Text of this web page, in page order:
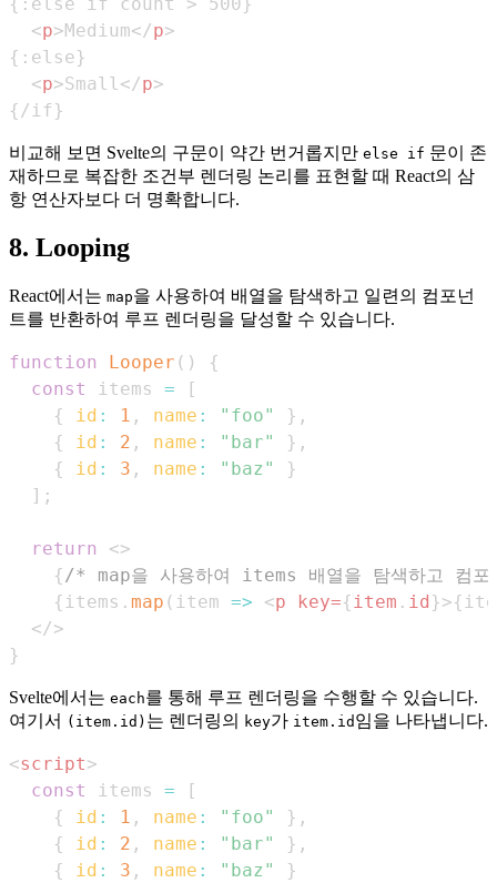
<p>Medium</p>
<p>Small </p>
{/if}
비교해 보면 Svelte의 구문이 약간 번거롭지만 else if 문이 존
재하므로 복잡한 조건부 렌더링 논리를 표현할 때 React의 삼
항 연산자보다 더 명확합니다.
8. Looping
React에서는 map을 사용하여 배열을 탐색하고 일련의 컴포넌
트를 반환하여 루프 렌더링을 달성할 수 있습니다.
function Looper ( )
{
const
items =
[
{
id : 1 , name : "foo" } ,
{
id : 2 , name : "bar" } ,
{
id : 3 , name : "baz"
}
] ;
return <>
{/* map을 사용하여 items 배열을 탐색하고 컴
{items . map ( item => <p key={item . id }>{
</>
}
Svelte에서는 each를 통해 루프 렌더링을 수행할 수 있습니다.
여기서 (item.id) 는 렌더링의 key가 item.id 임을 나타냅니다.
<script>
const
items =
[
{
id : 1 , name : "foo" } ,
{
id : 2 , name : "bar" } ,
{
id : 3 , name : "baz"
}